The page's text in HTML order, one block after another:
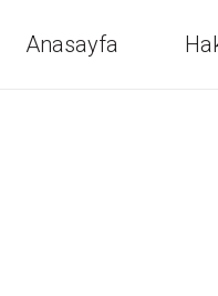
Anasayfa